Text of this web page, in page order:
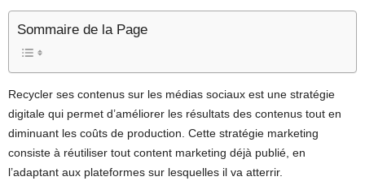
Sommaire de la Page
Recycler ses contenus sur les médias sociaux est une stratégie
digitale qui permet d’améliorer les résultats des contenus tout en
diminuant les coûts de production. Cette stratégie marketing
consiste à réutiliser tout content marketing déjà publié, en
l’adaptant aux plateformes sur lesquelles il va atterrir.